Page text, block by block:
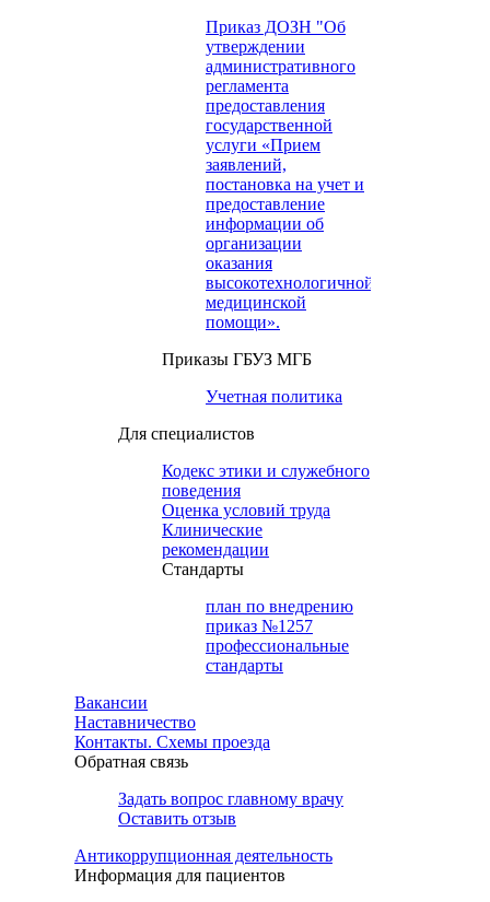
Приказ ДОЗН "Об
утверждении
административного
регламента
предоставления
государственной
услуги «Прием
заявлений,
постановка на учет и
предоставление
информации об
организации
оказания
высокотехнологичной
медицинской
помощи».
Приказы ГБУЗ МГБ
Учетная политика
Для специалистов
Кодекс этики и служебного
поведения
Оценка условий труда
Клинические
рекомендации
Cтандарты
план по внедрению
приказ №1257
профессиональные
стандарты
Вакансии
Наставничество
Контакты. Схемы проезда
Обратная связь
Задать вопрос главному врачу
Оставить отзыв
Антикоррупционная деятельность
Информация для пациентов